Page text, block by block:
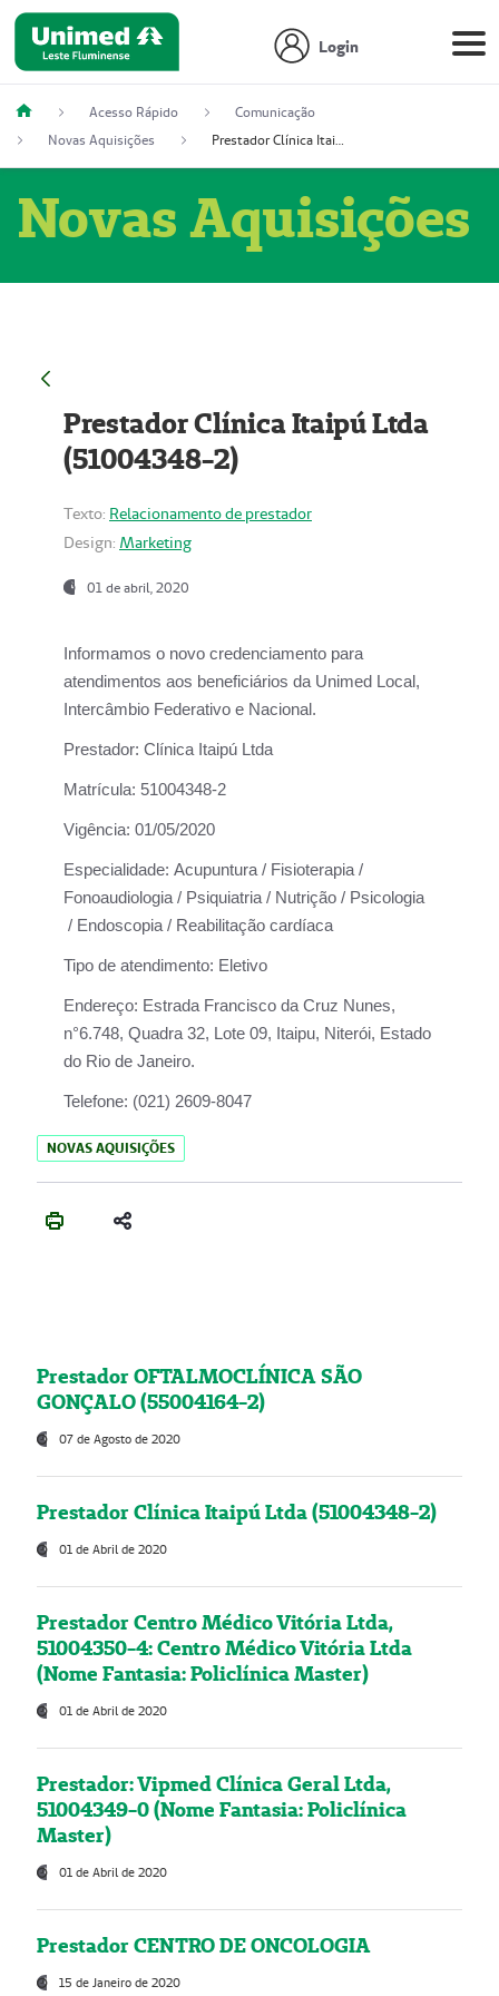
Login
Acesso Rápido
Comunicação
Novas Aquisições
Prestador Clínica Itaipú Ltda (51004348-2)
Novas Aquisições
Prestador Clínica Itaipú Ltda
(51004348-2)
Texto: Relacionamento de prestador
Design: Marketing
01 de abril, 2020
Informamos o novo credenciamento para
atendimentos aos beneficiários da Unimed Local,
Intercâmbio Federativo e Nacional.
Prestador: Clínica Itaipú Ltda
Matrícula: 51004348-2
Vigência: 01/05/2020
Especialidade: Acupuntura / Fisioterapia /
Fonoaudiologia / Psiquiatria / Nutrição / Psicologia
/ Endoscopia / Reabilitação cardíaca
Tipo de atendimento: Eletivo
Endereço: Estrada Francisco da Cruz Nunes,
n°6.748, Quadra 32, Lote 09, Itaipu, Niterói, Estado
do Rio de Janeiro.
Telefone: (021) 2609-8047
NOVAS AQUISIÇÕES
Prestador OFTALMOCLÍNICA SÃO
GONÇALO (55004164-2)
07 de Agosto de 2020
Prestador Clínica Itaipú Ltda (51004348-2)
01 de Abril de 2020
Prestador Centro Médico Vitória Ltda,
51004350-4: Centro Médico Vitória Ltda
(Nome Fantasia: Policlínica Master)
01 de Abril de 2020
Prestador: Vipmed Clínica Geral Ltda,
51004349-0 (Nome Fantasia: Policlínica
Master)
01 de Abril de 2020
Prestador CENTRO DE ONCOLOGIA
15 de Janeiro de 2020